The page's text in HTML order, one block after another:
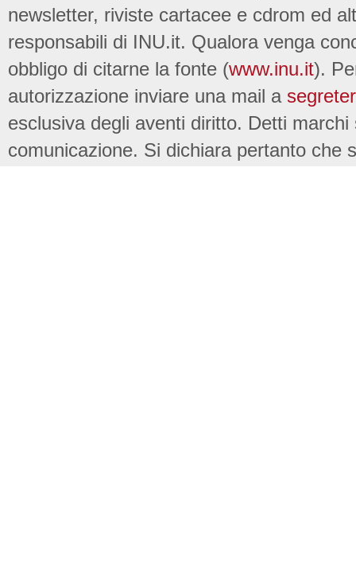
newsletter, riviste cartacee e cdrom ed
responsabili di INU.it. Qualora venga
obbligo di citarne la fonte (www.inu.it).
autorizzazione inviare una mail a
esclusiva degli aventi diritto. Detti
comunicazione. Si dichiara pertanto che